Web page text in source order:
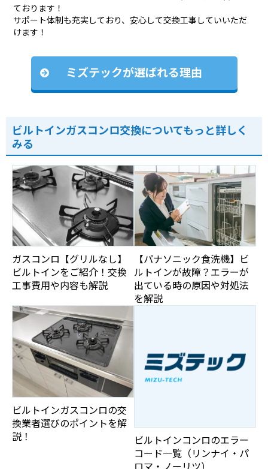
ております！
サポート体制も充実しており、安心して交換工事していいただ
けます！
ミズテックが選ばれる理由
ビルトインガスコンロ交換についてもっと詳しく
みる
ガスコンロ【グリルなし】
ビルトインをご紹介！交換
工事費用や内容も解説
【パナソニック食洗機】ビ
ルトインが故障？エラーが
出ている時の原因や対処法
を解説
ビルトインガスコンロの交
換業者選びのポイントを解
説！
ビルトインコンロのエラー
コード一覧（リンナイ・パ